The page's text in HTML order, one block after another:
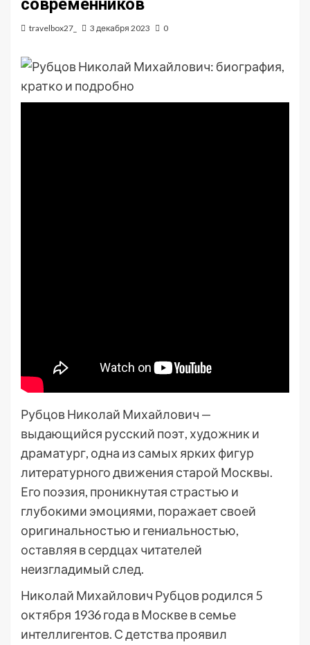
современников
travelbox27_ 3 декабря 2023 0
Рубцов Николай Михайлович —
выдающийся русский поэт, художник и
драматург, одна из самых ярких фигур
литературного движения старой Москвы.
Его поэзия, проникнутая страстью и
глубокими эмоциями, поражает своей
оригинальностью и гениальностью,
оставляя в сердцах читателей
неизгладимый след.
Николай Михайлович Рубцов родился 5
октября 1936 года в Москве в семье
интеллигентов. С детства проявил